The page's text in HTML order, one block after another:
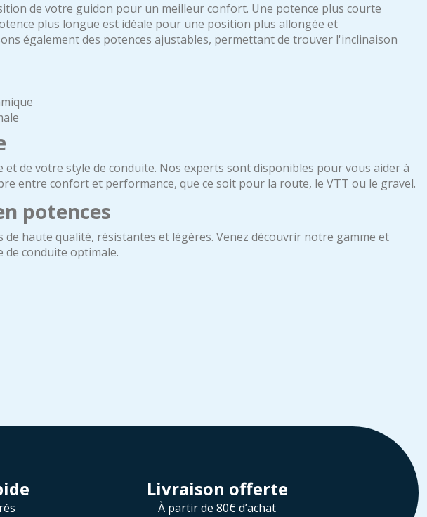
de votre guidon pour un meilleur confort. Une potence plus courte
plus longue est idéale pour une position plus allongée et
également des potences ajustables, permettant de trouver l'inclinaison
de votre style de conduite. Nos experts sont disponibles pour vous aider à
entre confort et performance, que ce soit pour la route, le VTT ou le gravel.
potences
de haute qualité, résistantes et légères. Venez découvrir notre gamme et
conduite optimale.
Livraison offerte
À partir de 80€ d’achat